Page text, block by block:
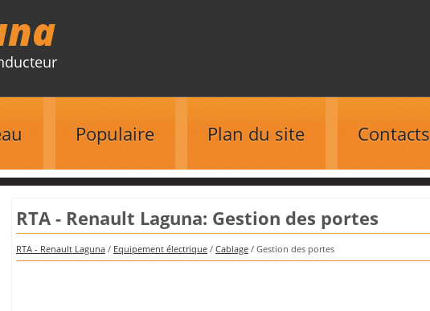
Populaire Plan du site Contacts
RTA - Renault Laguna: Gestion des portes
RTA - Renault Laguna / Equipement électrique / Cablage / Gestion des portes